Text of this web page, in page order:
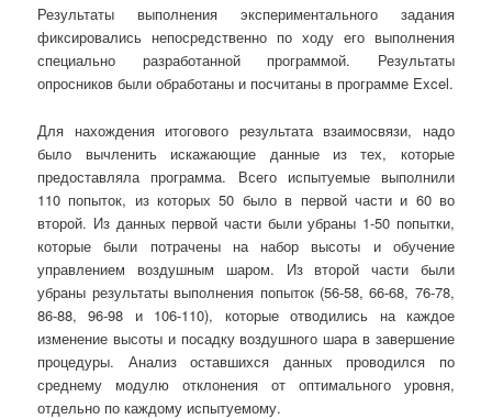
Результаты выполнения экспериментального задания
фиксировались непосредственно по ходу его выполнения
специально разработанной программой. Результаты
опросников были обработаны и посчитаны в программе Excel.
Для нахождения итогового результата взаимосвязи, надо
было вычленить искажающие данные из тех, которые
предоставляла программа. Всего испытуемые выполнили
110 попыток, из которых 50 было в первой части и 60 во
второй. Из данных первой части были убраны 1-50 попытки,
которые были потрачены на набор высоты и обучение
управлением воздушным шаром. Из второй части были
убраны результаты выполнения попыток (56-58, 66-68, 76-78,
86-88, 96-98 и 106-110), которые отводились на каждое
изменение высоты и посадку воздушного шара в завершение
процедуры. Анализ оставшихся данных проводился по
среднему модулю отклонения от оптимального уровня,
отдельно по каждому испытуемому.